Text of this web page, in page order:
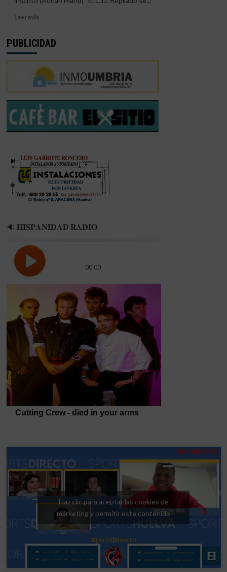
Leer másLeer
EL
FIRMA
A
ADRIÁN
MARIO
GONZÁLEZ
PUBLICIDAD
🔉 𝐇𝐈𝐒𝐏𝐀𝐍𝐈𝐃𝐀𝐃 𝐑𝐀𝐃𝐈𝐎
Haz clic para aceptar las cookies de
márketing y permitir este contenido